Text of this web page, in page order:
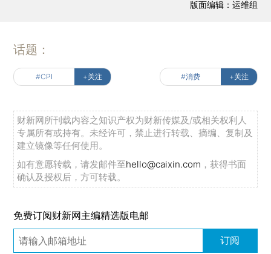
版面编辑：运维组
话题：
#CPI +关注 #消费 +关注
财新网所刊载内容之知识产权为财新传媒及/或相关权利人
专属所有或持有。未经许可，禁止进行转载、摘编、复制及
建立镜像等任何使用。
如有意愿转载，请发邮件至hello@caixin.com ，获得书面
确认及授权后，方可转载。
免费订阅财新网主编精选版电邮
订阅